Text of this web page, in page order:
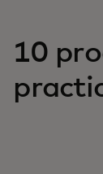
10